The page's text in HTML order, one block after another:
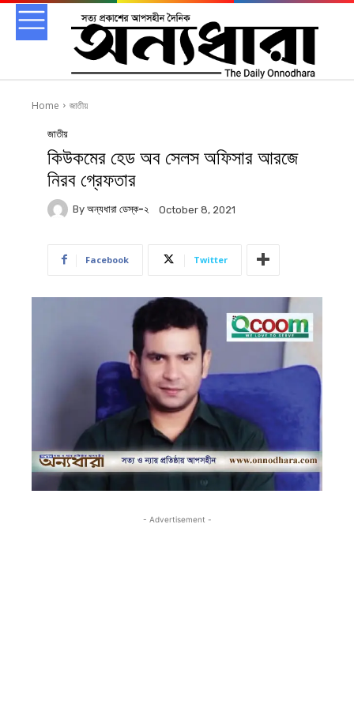
Home জাতীয়
জাতীয়
কিউকমের হেড অব সেলস অফিসার আরজে
নিরব গ্রেফতার
By অন্যধারা ডেস্ক-২ October 8, 2021
Facebook Twitter
- Advertisement -